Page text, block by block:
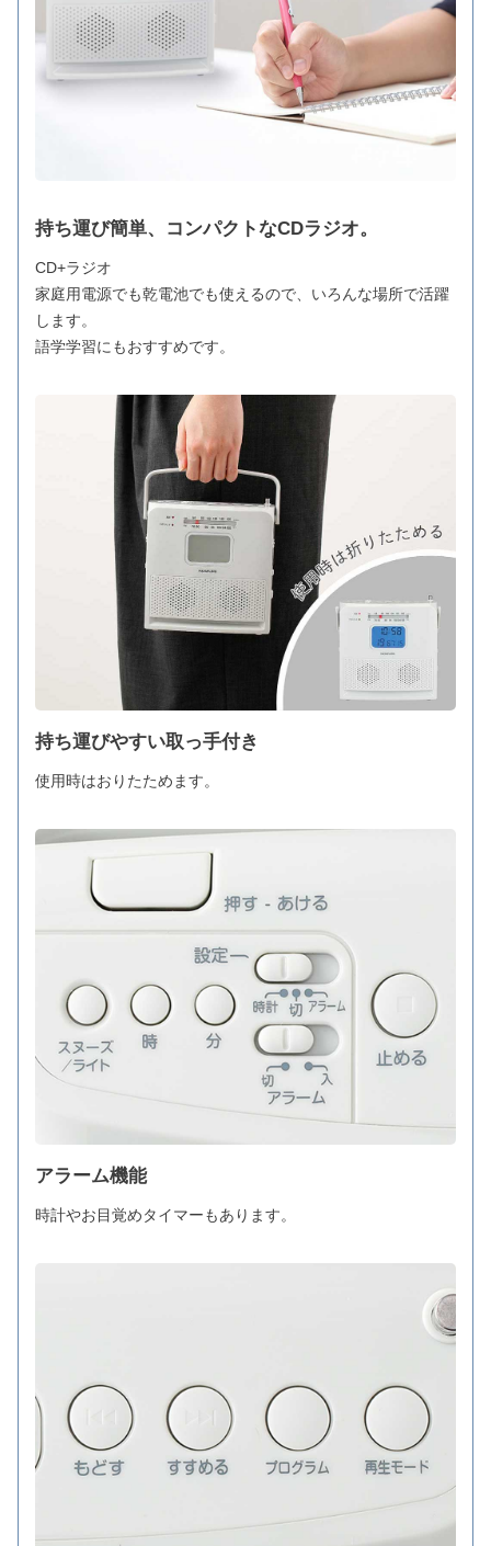
持ち運び簡単、コンパクトなCDラジオ。
CD+ラジオ
家庭用電源でも乾電池でも使えるので、いろんな場所で活躍
します。
語学学習にもおすすめです。
持ち運びやすい取っ手付き
使用時はおりたためます。
アラーム機能
時計やお目覚めタイマーもあります。